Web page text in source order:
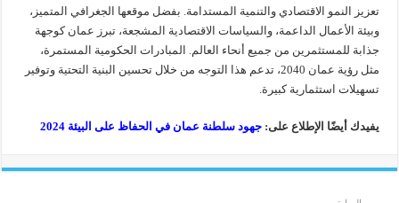
تعزيز النمو الاقتصادي والتنمية المستدامة. بفضل موقعها الجغرافي المتميز،
وبيئة الأعمال الداعمة، والسياسات الاقتصادية المشجعة، تبرز عمان كوجهة
جذابة للمستثمرين من جميع أنحاء العالم. المبادرات الحكومية المستمرة،
مثل رؤية عمان 2040، تدعم هذا التوجه من خلال تحسين البنية التحتية وتوفير
تسهيلات استثمارية كبيرة.
يفيدك أيضًا الإطلاع على:جهود سلطنة عمان في الحفاظ على البيئة 2024